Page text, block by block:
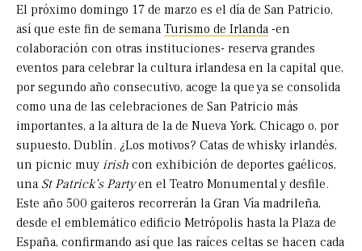
El próximo domingo 17 de marzo es el día de San Patricio,
así que este fin de semana Turismo de Irlanda -en
colaboración con otras instituciones- reserva grandes
eventos para celebrar la cultura irlandesa en la capital que,
por segundo año consecutivo, acoge la que ya se consolida
como una de las celebraciones de San Patricio más
importantes, a la altura de la de Nueva York, Chicago o, por
supuesto, Dublín. ¿Los motivos? Catas de whisky irlandés,
un picnic muy irish con exhibición de deportes gaélicos,
una St Patrick’s Partyen el Teatro Monumental y desfile.
Este año 500 gaiteros recorrerán la Gran Vía madrileña,
desde el emblemático edificio Metrópolis hasta la Plaza de
España, confirmando así que las raíces celtas se hacen cada